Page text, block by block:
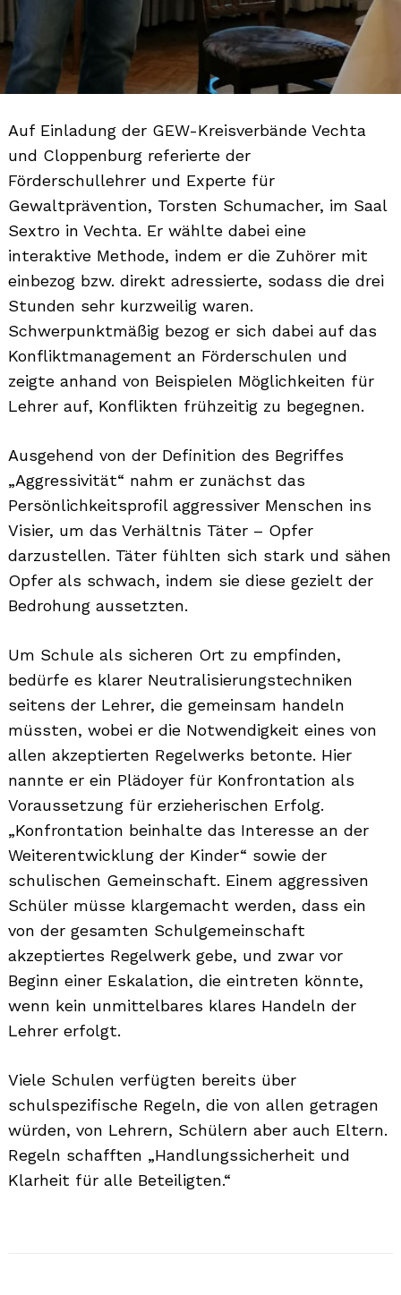
Auf Einladung der GEW-Kreisverbände Vechta
und Cloppenburg referierte der
Förderschullehrer und Experte für
Gewaltprävention, Torsten Schumacher, im Saal
Sextro in Vechta. Er wählte dabei eine
interaktive Methode, indem er die Zuhörer mit
einbezog bzw. direkt adressierte, sodass die drei
Stunden sehr kurzweilig waren.
Schwerpunktmäßig bezog er sich dabei auf das
Konfliktmanagement an Förderschulen und
zeigte anhand von Beispielen Möglichkeiten für
Lehrer auf, Konflikten frühzeitig zu begegnen.
Ausgehend von der Definition des Begriffes
„Aggressivität“ nahm er zunächst das
Persönlichkeitsprofil aggressiver Menschen ins
Visier, um das Verhältnis Täter – Opfer
darzustellen. Täter fühlten sich stark und sähen
Opfer als schwach, indem sie diese gezielt der
Bedrohung aussetzten.
Um Schule als sicheren Ort zu empfinden,
bedürfe es klarer Neutralisierungstechniken
seitens der Lehrer, die gemeinsam handeln
müssten, wobei er die Notwendigkeit eines von
allen akzeptierten Regelwerks betonte. Hier
nannte er ein Plädoyer für Konfrontation als
Voraussetzung für erzieherischen Erfolg.
„Konfrontation beinhalte das Interesse an der
Weiterentwicklung der Kinder“ sowie der
schulischen Gemeinschaft. Einem aggressiven
Schüler müsse klargemacht werden, dass ein
von der gesamten Schulgemeinschaft
akzeptiertes Regelwerk gebe, und zwar vor
Beginn einer Eskalation, die eintreten könnte,
wenn kein unmittelbares klares Handeln der
Lehrer erfolgt.
Viele Schulen verfügten bereits über
schulspezifische Regeln, die von allen getragen
würden, von Lehrern, Schülern aber auch Eltern.
Regeln schafften „Handlungssicherheit und
Klarheit für alle Beteiligten.“
for: